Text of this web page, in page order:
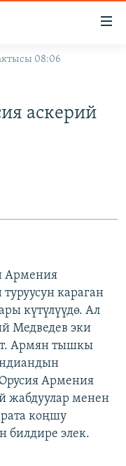
08:06
аскерий
Армения
караган
күтүлүүдө. Ал
Медведев эки
Армян тышкы
Армения
жабдуулар менен
коңшу
билдире элек.